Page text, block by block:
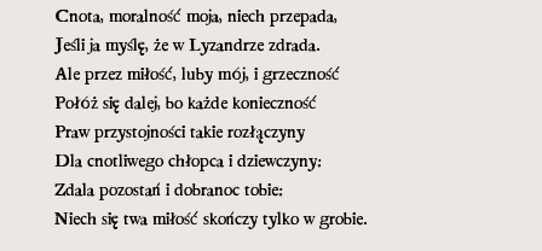
Cnota, moralność moja, niech przepada,
Jeśli ja myślę, że w Lyzandrze zdrada.
Ale przez miłość, luby mój, i grzeczność
Połóż się dalej, bo każde konieczność
Praw przystojności takie rozłączyny
Dla cnotliwego chłopca i dziewczyny:
Zdala pozostań i dobranoc tobie:
Niech się twa miłość skończy tylko w grobie.